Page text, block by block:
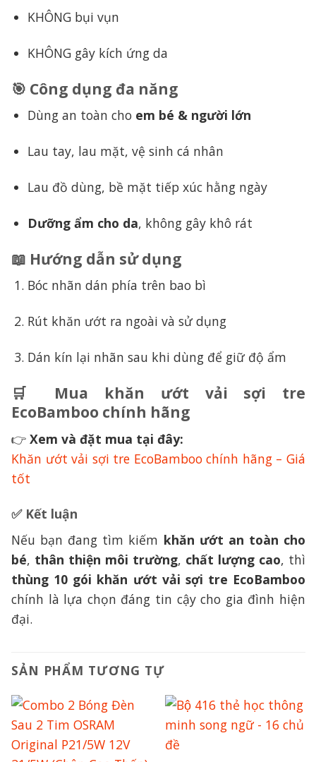
KHÔNG bụi vụn
KHÔNG gây kích ứng da
🎯 Công dụng đa năng
Dùng an toàn cho em bé & người lớn
Lau tay, lau mặt, vệ sinh cá nhân
Lau đồ dùng, bề mặt tiếp xúc hằng ngày
Dưỡng ẩm cho da, không gây khô rát
📖 Hướng dẫn sử dụng
Bóc nhãn dán phía trên bao bì
Rút khăn ướt ra ngoài và sử dụng
Dán kín lại nhãn sau khi dùng để giữ độ ẩm
🛒 Mua khăn ướt vải sợi tre
EcoBamboo chính hãng
👉 Xem và đặt mua tại đây:
Khăn ướt vải sợi tre EcoBamboo chính hãng – Giá
tốt
✅ Kết luận
Nếu bạn đang tìm kiếm khăn ướt an toàn cho
bé, thân thiện môi trường, chất lượng cao, thì
thùng 10 gói khăn ướt vải sợi tre EcoBamboo
chính là lựa chọn đáng tin cậy cho gia đình hiện
đại.
SẢN PHẨM TƯƠNG TỰ